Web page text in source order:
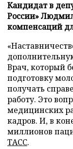
Кандидат в
России»
компенсаций
Врач, который
подготовку
получать
работу. Это
медицинских
кадров. И, в
миллионов
ТАСС.